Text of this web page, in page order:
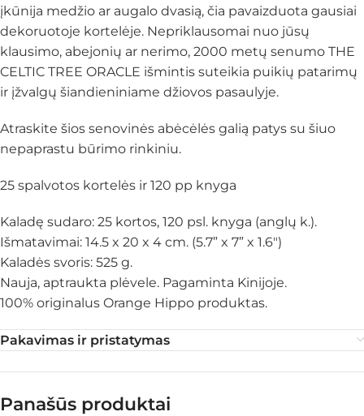
įkūnija medžio ar augalo dvasią, čia pavaizduota gausiai
dekoruotoje kortelėje. Nepriklausomai nuo jūsų
klausimo, abejonių ar nerimo, 2000 metų senumo THE
CELTIC TREE ORACLE išmintis suteikia puikių patarimų
ir įžvalgų šiandieniniame džiovos pasaulyje.
Atraskite šios senovinės abėcėlės galią patys su šiuo
nepaprastu būrimo rinkiniu.
25 spalvotos kortelės ir 120 pp knyga
Kaladę sudaro: 25 kortos, 120 psl. knyga (anglų k.).
Išmatavimai: 14.5 x 20 x 4 cm. (5.7” x 7” x 1.6″)
Kaladės svoris: 525 g.
Nauja, aptraukta plėvele. Pagaminta Kinijoje.
100% originalus Orange Hippo produktas.
Pakavimas ir pristatymas
Panašūs produktai